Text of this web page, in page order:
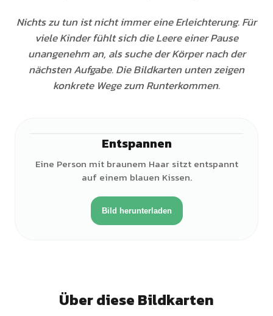
Nichts zu tun ist nicht immer eine Erleichterung. Für
viele Kinder fühlt sich die Leere einer Pause
unangenehm an, als suche der Körper nach der
nächsten Aufgabe. Die Bildkarten unten zeigen
konkrete Wege zum Runterkommen.
Entspannen
Eine Person mit braunem Haar sitzt entspannt
auf einem blauen Kissen.
Bild herunterladen
Über diese Bildkarten